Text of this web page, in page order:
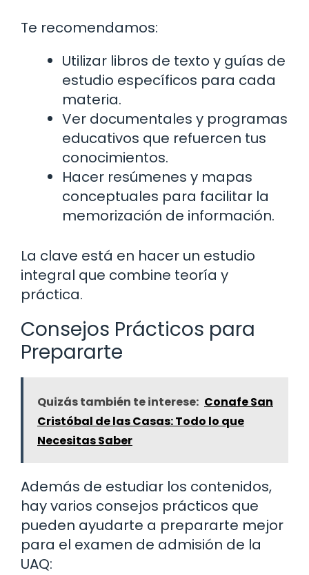
Te recomendamos:
Utilizar libros de texto y guías de
estudio específicos para cada
materia.
Ver documentales y programas
educativos que refuercen tus
conocimientos.
Hacer resúmenes y mapas
conceptuales para facilitar la
memorización de información.
La clave está en hacer un estudio
integral que combine teoría y
práctica.
Consejos Prácticos para
Prepararte
Quizás también te interese: Conafe San
Cristóbal de las Casas: Todo lo que
Necesitas Saber
Además de estudiar los contenidos,
hay varios consejos prácticos que
pueden ayudarte a prepararte mejor
para el examen de admisión de la
UAQ: